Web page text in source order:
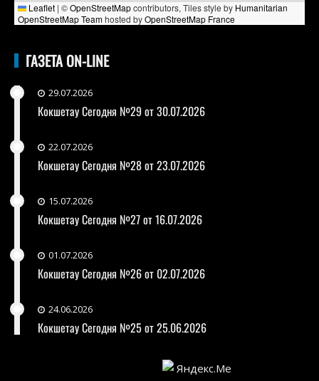
Leaflet | ©OpenStreetMapcontributors, Tiles style by Humanitarian
OpenStreetMap Teamhosted byOpenStreetMap France
ГАЗЕТА ON-LINE
29.07.2026
Кокшетау Сегодня №29 от 30.07.2026
22.07.2026
Кокшетау Сегодня №28 от 23.07.2026
15.07.2026
Кокшетау Сегодня №27 от 16.07.2026
01.07.2026
Кокшетау Сегодня №26 от 02.07.2026
24.06.2026
Кокшетау Сегодня №25 от 25.06.2026